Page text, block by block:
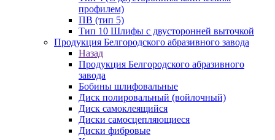
профилем)
ПВ (тип 5)
Тип 10 Шлифы с двусторонней выточкой
Продукция Белгородского абразивного завода
Назад
Продукция Белгородского абразивного
завода
Бобины шлифовальные
Диск полировальный (войлочный)
Диск самоклеящийся
Диски самосцепляющиеся
Диски фибровые